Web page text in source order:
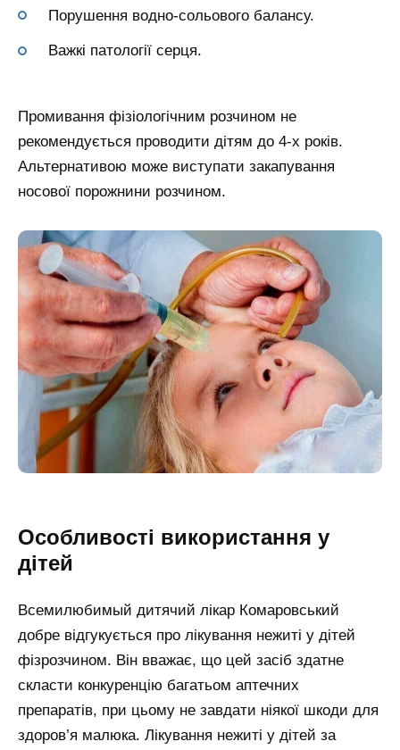
Порушення водно-сольового балансу.
Важкі патології серця.
Промивання фізіологічним розчином не
рекомендується проводити дітям до 4-х років.
Альтернативою може виступати закапування
носової порожнини розчином.
Особливості використання у
дітей
Всемилюбимый дитячий лікар Комаровський
добре відгукується про лікування нежиті у дітей
фізрозчином. Він вважає, що цей засіб здатне
скласти конкуренцію багатьом аптечних
препаратів, при цьому не завдати ніякої шкоди для
здоров’я малюка. Лікування нежиті у дітей за